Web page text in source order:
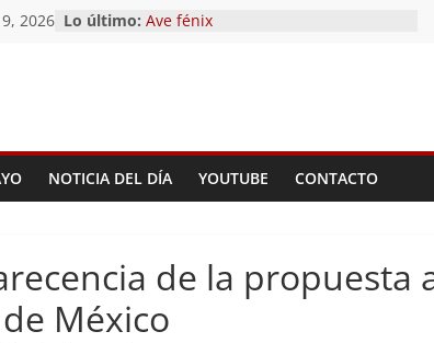
2026 Lo último: Pandemonium)
NOTICIA DEL DÍA YOUTUBE CONTACTO
de la propuesta
México